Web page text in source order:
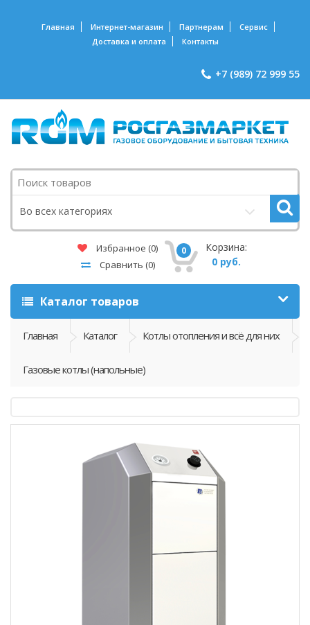
Главная Интернет-магазин Партнерам
Сервис
Доставка и оплата
Контакты
+7 (989) 72 999 55
Поиск
Во всех категориях
Избранное (0)
Сравнить (0)
0
Корзина:
0 руб.
Каталог товаров
Главная Каталог Котлы отопления и всё для них
Газовые котлы (напольные)